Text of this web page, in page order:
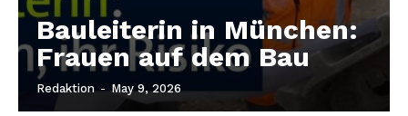
Bauleiterin in München:
Frauen auf dem Bau
Redaktion - May 9, 2026